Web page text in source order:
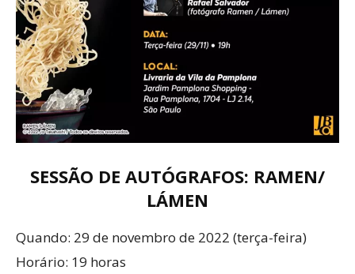
SESSÃO DE AUTÓGRAFOS: RAMEN/
LÁMEN
Quando: 29 de novembro de 2022 (terça-feira)
Horário: 19 horas